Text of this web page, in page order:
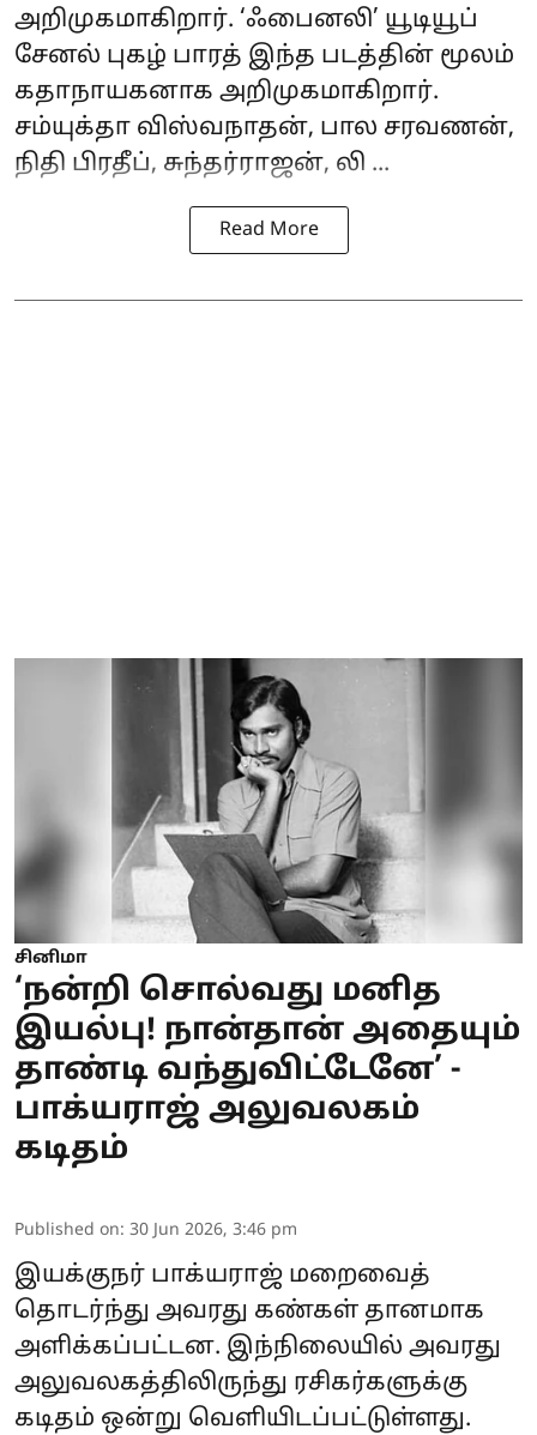
அறிமுகமாகிறார். ‘ஃபைனலி’ யூடியூப்
சேனல் புகழ் பாரத் இந்த படத்தின் மூலம்
கதாநாயகனாக அறிமுகமாகிறார்.
சம்யுக்தா விஸ்வநாதன், பால சரவணன்,
நிதி பிரதீப், சுந்தர்ராஜன், லி ...
Read More
சினிமா
‘நன்றி சொல்வது மனித
இயல்பு! நான்தான் அதையும்
தாண்டி வந்துவிட்டேனே’ -
பாக்யராஜ் அலுவலகம்
கடிதம்
Published on: 30 Jun 2026, 3:46 pm
இயக்குநர் பாக்யராஜ் மறைவைத்
தொடர்ந்து அவரது கண்கள் தானமாக
அளிக்கப்பட்டன. இந்நிலையில் அவரது
அலுவலகத்திலிருந்து ரசிகர்களுக்கு
கடிதம் ஒன்று வெளியிடப்பட்டுள்ளது.